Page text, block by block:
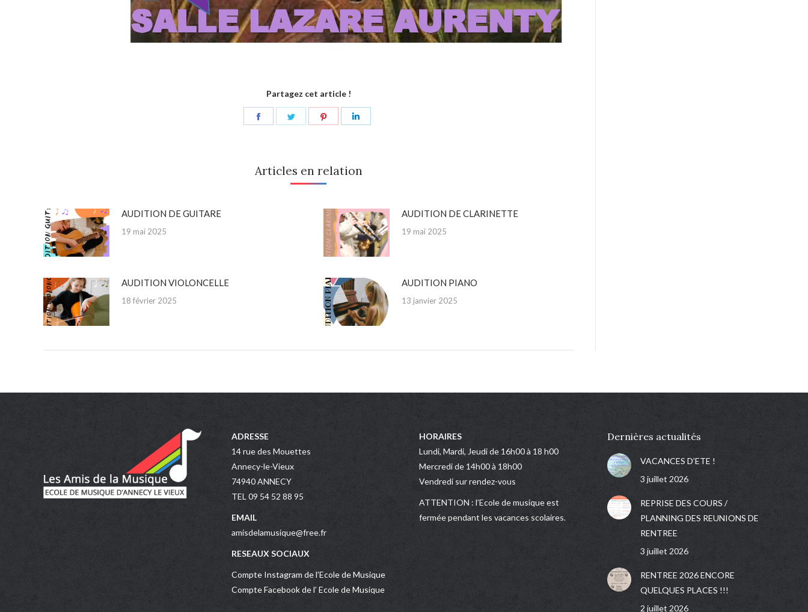
Partagez cet article !
Articles en relation
AUDITION DE GUITARE
19 mai 2025
AUDITION DE CLARINETTE
19 mai 2025
AUDITION VIOLONCELLE
18 février 2025
AUDITION PIANO
13 janvier 2025
ADRESSE
14 rue des Mouettes
Annecy-le-Vieux
74940 ANNECY
TEL 09 54 52 88 95
EMAIL
amisdelamusique@free.fr
RESEAUX SOCIAUX
Compte Instagram de l’Ecole de Musique
Compte Facebook de l’ Ecole de Musique
HORAIRES
Lundi, Mardi, Jeudi de 16h00 à 18 h00
Mercredi de 14h00 à 18h00
Vendredi sur rendez-vous
ATTENTION : l’Ecole de musique est
fermée pendant les vacances scolaires.
Dernières actualités
VACANCES D’ETE !
3 juillet 2026
REPRISE DES COURS /
PLANNING DES REUNIONS DE
RENTREE
3 juillet 2026
RENTREE 2026 ENCORE
QUELQUES PLACES !!!
2 juillet 2026